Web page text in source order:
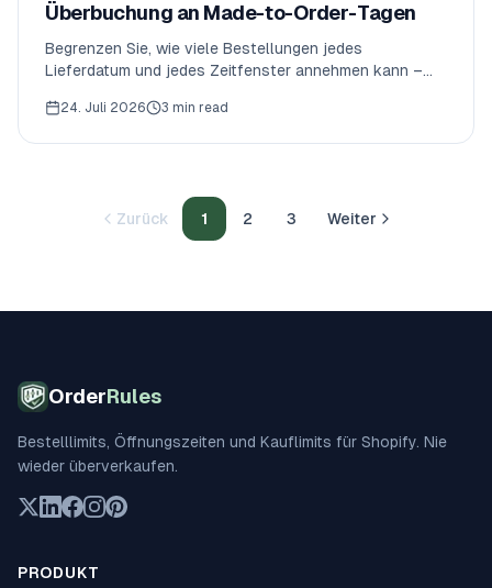
Überbuchung an Made-to-Order-Tagen
Begrenzen Sie, wie viele Bestellungen jedes
Lieferdatum und jedes Zeitfenster annehmen kann –
nie überbucht werden.
24. Juli 2026 3 min read
Zurück 1 2 3 Weiter
OrderRules
Bestelllimits, Öffnungszeiten und Kauflimits für Shopify. Nie
wieder überverkaufen.
PRODUKT